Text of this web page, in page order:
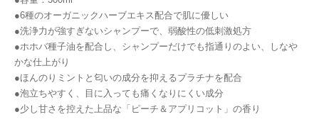
●6種のオーガニックハーブエキス配合で肌に優しい
●洗浄力が強すぎないシャンプーで、弱酸性の低刺激処方
●ホホバ種子油を配合し、シャンプーだけでも指通りのよい、しなや
かな仕上がり
●ほんのりミントと匂いの成分を抑えるプラチナを配合
●泡立ちやすく、目に入っても痛くなりにくい成分
●少し甘さを控えた上品な「ピーチ＆アプリコット」の香り